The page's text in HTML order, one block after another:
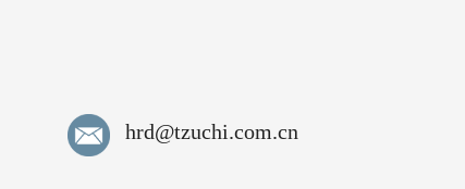
hrd@tzuchi.com.cn